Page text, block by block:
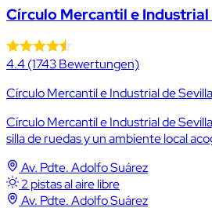
Círculo Mercantil e Industrial
4.4(1743 Bewertungen)
Círculo Mercantil e Industrial de
Círculo Mercantil e Industrial de
silla de ruedas y un ambiente local
Av. Pdte. Adolfo Suárez
2 pistas al aire libre
Av. Pdte. Adolfo Suárez